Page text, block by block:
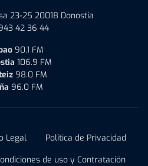
23-25 20018 Donostia
42 36 44
90.1 FM
106.9 FM
98.0 FM
96.0 FM
Legal
Política de Privacidad
de uso y Contratación